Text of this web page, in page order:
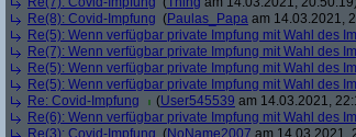
Re(8): Covid-Impfung (Paulas_Papa am 14.03.2021,
Re(5): Wenn verfügbar private Impfung mit Wahl des
Re(7): Wenn verfügbar private Impfung mit Wahl des
Re(5): Wenn verfügbar private Impfung mit Wahl des
Re(5): Wenn verfügbar private Impfung mit Wahl des
Re: Covid-Impfung
(User545539 am 14.03.2021,
Re(6): Wenn verfügbar private Impfung mit Wahl des
Re(3): Covid-Impfung (NoName2007 am 14.03.2021,